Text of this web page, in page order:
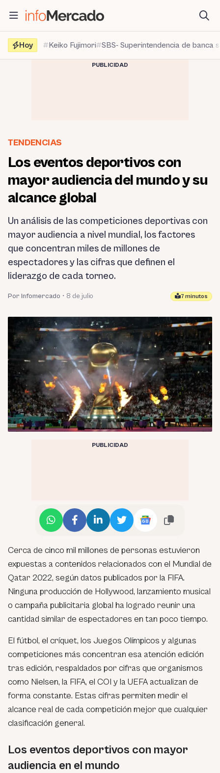
contenido
Hoy
Keiko Fujimori SBS- Superintendencia de banca
PUBLICIDAD
TENDENCIAS
Los eventos deportivos con
mayor audiencia del mundo y su
alcance global
Un análisis de las competiciones deportivas con
mayor audiencia a nivel mundial, los factores
que concentran miles de millones de
espectadores y las cifras que definen el
liderazgo de cada torneo.
Por Infomercado • 8 de julio 7 minutos
PUBLICIDAD
Cerca de cinco mil millones de personas estuvieron
expuestas a contenidos relacionados con el Mundial de
Qatar 2022, según datos publicados por la FIFA.
Ninguna producción de Hollywood, lanzamiento musical
o campaña publicitaria global ha logrado reunir una
cantidad similar de espectadores en tan poco tiempo.
El fútbol, el críquet, los Juegos Olímpicos y algunas
competiciones más concentran esa atención edición
tras edición, respaldados por cifras que organismos
como Nielsen, la FIFA, el COI y la UEFA actualizan de
forma constante. Estas cifras permiten medir el
alcance real de cada competición mejor que cualquier
clasificación general.
Los eventos deportivos con mayor
audiencia en el mundo